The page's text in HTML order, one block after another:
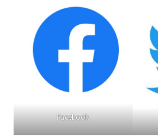
ギャラリー_2024.3.10
ギャラリー_2025.3.23
ギャラリー_2026.3.15
原発ゼロと未来
Facebook